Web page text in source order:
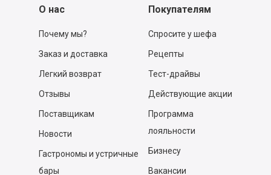
О нас
Почему мы?
Заказ и доставка
Легкий возврат
Отзывы
Поставщикам
Новости
Гастрономы и устричные
бары
Покупателям
Спросите у шефа
Рецепты
Тест-драйвы
Действующие акции
Программа
лояльности
Бизнесу
Вакансии